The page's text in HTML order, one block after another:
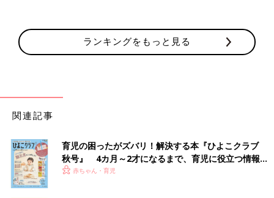
ランキングをもっと見る
関連記事
育児の困ったがズバリ！解決する本『ひよこクラブ
秋号』 4カ月～2才になるまで、育児に役立つ情報が
いっぱい！
赤ちゃん・育児